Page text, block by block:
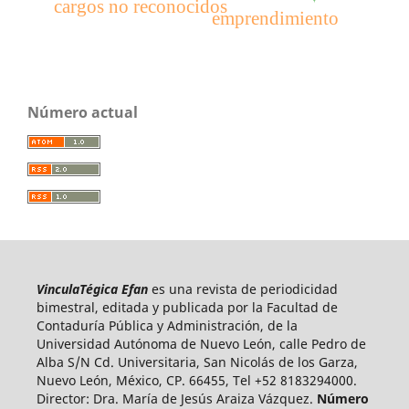
cargos no reconocidos
emprendimiento
Número actual
VinculaTégica Efanes una revista de periodicidad
bimestral, editada y publicada por la Facultad de
Contaduría Pública y Administración, de la
Universidad Autónoma de Nuevo León, calle Pedro de
Alba S/N Cd. Universitaria, San Nicolás de los Garza,
Nuevo León, México, CP. 66455, Tel +52 8183294000.
Director: Dra. María de Jesús Araiza Vázquez. Número